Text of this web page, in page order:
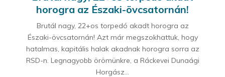
horogra az Északi-övcsatornán!
Brutál nagy, 22+os torpedó akadt horogra az
Északi-övcsatornán! Azt már megszokhattuk, hogy
hatalmas, kapitális halak akadnak horogra sorra az
RSD-n. Legnagyobb örömünkre, a Ráckevei Dunaági
Horgász...